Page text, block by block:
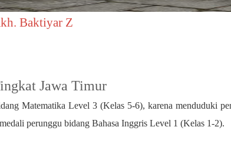
Baktiyar Z
Jawa Timur
Matematika Level 3 (Kelas 5-6),karena menduduki
perunggu bidang Bahasa Inggris Level 1 (Kelas 1-2).